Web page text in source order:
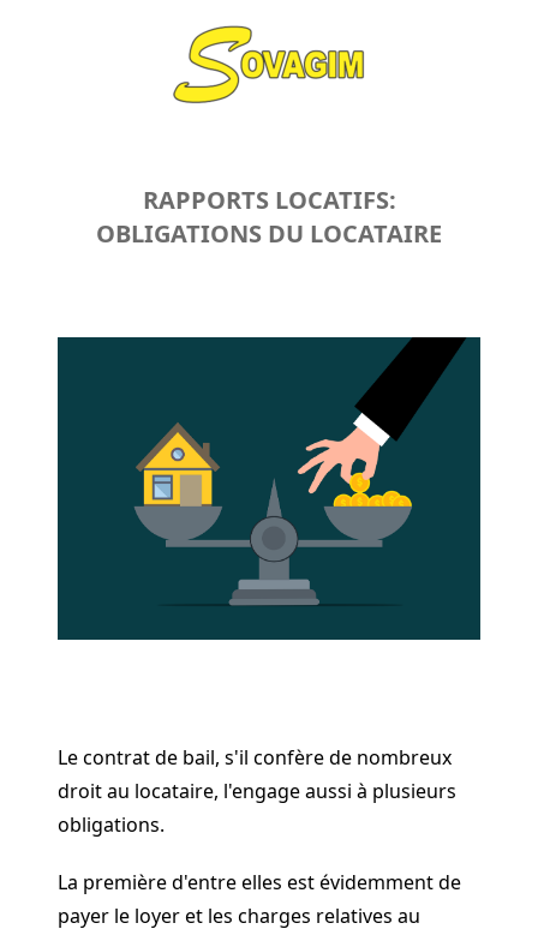
RAPPORTS LOCATIFS:
OBLIGATIONS DU LOCATAIRE
Le contrat de bail, s'il confère de nombreux
droit au locataire, l'engage aussi à plusieurs
obligations.
La première d'entre elles est évidemment de
payer le loyer et les charges relatives au